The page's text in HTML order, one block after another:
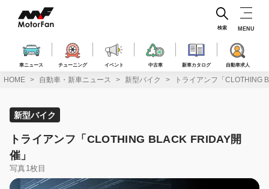
ス
車ニュース チューニング イベント 中古車 新車カタログ 自動車求人
検索 MENU
HOME 自動車・新車ニュース 新型バイク トライアンフ「CLOTHING
新型バイク
トライアンフ「CLOTHING BLACK FRIDAY開
催」
写真1枚目